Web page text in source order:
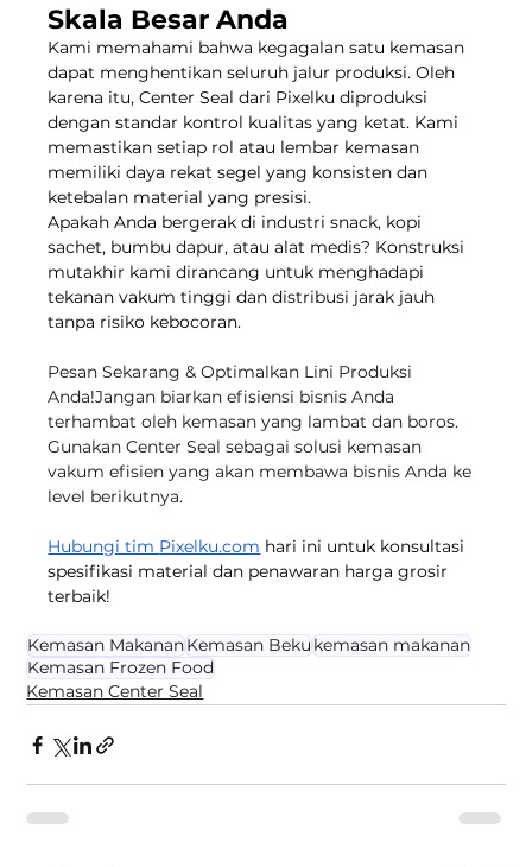
Skala Besar Anda
Kami memahami bahwa kegagalan satu kemasan
dapat menghentikan seluruh jalur produksi. Oleh
karena itu, Center Seal dari Pixelku diproduksi
dengan standar kontrol kualitas yang ketat. Kami
memastikan setiap rol atau lembar kemasan
memiliki daya rekat segel yang konsisten dan
ketebalan material yang presisi.
Apakah Anda bergerak di industri snack, kopi
sachet, bumbu dapur, atau alat medis? Konstruksi
mutakhir kami dirancang untuk menghadapi
tekanan vakum tinggi dan distribusi jarak jauh
tanpa risiko kebocoran.
Pesan Sekarang & Optimalkan Lini Produksi
Anda!Jangan biarkan efisiensi bisnis Anda
terhambat oleh kemasan yang lambat dan boros.
Gunakan Center Seal sebagai solusi kemasan
vakum efisien yang akan membawa bisnis Anda ke
level berikutnya.
Hubungi tim Pixelku.com hari ini untuk konsultasi
spesifikasi material dan penawaran harga grosir
terbaik!
Kemasan MakananKemasan Bekukemasan makanan
Kemasan Frozen Food
Kemasan Center Seal